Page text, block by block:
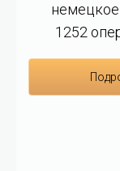
1252